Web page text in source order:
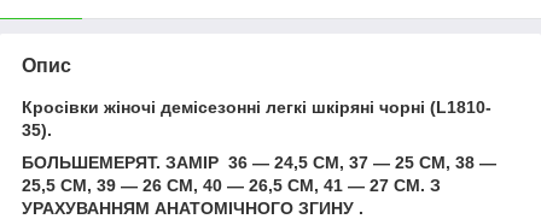
Опис
Кросівки жіночі демісезонні легкі шкіряні чорні (L1810-
35).
БОЛЬШЕМЕРЯТ. ЗАМІР 36 — 24,5 СМ, 37 — 25 СМ, 38 —
25,5 СМ, 39 — 26 СМ, 40 — 26,5 СМ, 41 — 27 СМ. З
УРАХУВАННЯМ АНАТОМІЧНОГО ЗГИНУ .